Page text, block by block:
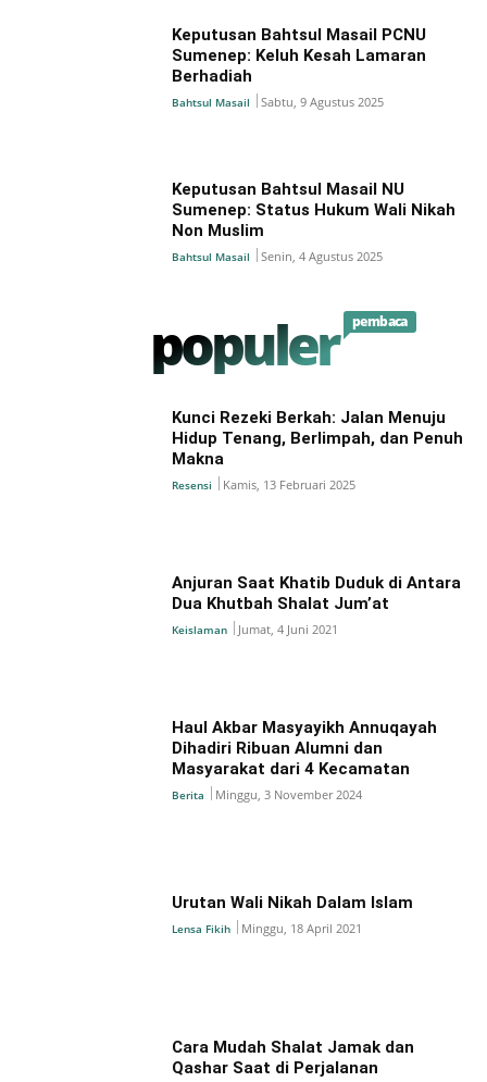
Keputusan Bahtsul Masail PCNU
Sumenep: Keluh Kesah Lamaran
Berhadiah
Bahtsul Masail Sabtu, 9 Agustus 2025
Keputusan Bahtsul Masail NU
Sumenep: Status Hukum Wali Nikah
Non Muslim
Bahtsul Masail Senin, 4 Agustus 2025
populer pembaca
Kunci Rezeki Berkah: Jalan Menuju
Hidup Tenang, Berlimpah, dan Penuh
Makna
Resensi Kamis, 13 Februari 2025
Anjuran Saat Khatib Duduk di Antara
Dua Khutbah Shalat Jum’at
Keislaman Jumat, 4 Juni 2021
Haul Akbar Masyayikh Annuqayah
Dihadiri Ribuan Alumni dan
Masyarakat dari 4 Kecamatan
Berita Minggu, 3 November 2024
Urutan Wali Nikah Dalam Islam
Lensa Fikih Minggu, 18 April 2021
Cara Mudah Shalat Jamak dan
Qashar Saat di Perjalanan